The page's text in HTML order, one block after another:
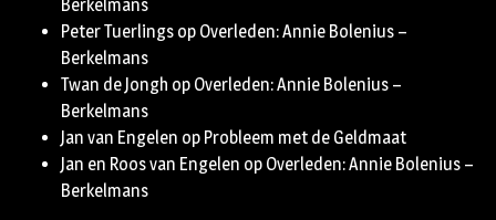
Berkelmans
Peter Tuerlings op Overleden: Annie Bolenius –
Berkelmans
Twan de Jongh op Overleden: Annie Bolenius –
Berkelmans
Jan van Engelen op Probleem met de Geldmaat
Jan en Roos van Engelen op Overleden: Annie Bolenius –
Berkelmans